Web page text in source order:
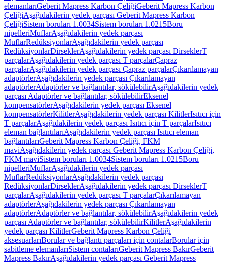
elemanlarıGeberit Mapress Karbon ÇeliğiGeberit Mapress Karbon
ÇeliğiAşağıdakilerin yedek parçası Geberit Mapress Karbon
ÇeliğiSistem boruları 1.0034Sistem boruları 1.0215Boru
nipelleriMuflarAşağıdakilerin yedek parçası
MuflarRedüksiyonlarAşağıdakilerin yedek parçası
RedüksiyonlarDirseklerAşağıdakilerin yedek parçası DirseklerT
parçalarAşağıdakilerin yedek parçası T parçalarÇapraz
parçalarAşağıdakilerin yedek parçası Çapraz parçalarÇıkarılamayan
adaptörlerAşağıdakilerin yedek parçası Çıkarılamayan
adaptörlerAdaptörler ve bağlantılar, sökülebilirAşağıdakilerin yedek
parçası Adaptörler ve bağlantılar, sökülebilirEksenel
kompensatörlerAşağıdakilerin yedek parçası Eksenel
kompensatörlerKilitlerAşağıdakilerin yedek parçası KilitlerIsıtıcı için
T parçalarAşağıdakilerin yedek parçası Isıtıcı için T parçalarIsıtıcı
eleman bağlantılarıAşağıdakilerin yedek parçası Isıtıcı eleman
bağlantılarıGeberit Mapress Karbon Çeliği, FKM
maviAşağıdakilerin yedek parçası Geberit Mapress Karbon Çeliği,
FKM maviSistem boruları 1.0034Sistem boruları 1.0215Boru
nipelleriMuflarAşağıdakilerin yedek parçası
MuflarRedüksiyonlarAşağıdakilerin yedek parçası
RedüksiyonlarDirseklerAşağıdakilerin yedek parçası DirseklerT
parçalarAşağıdakilerin yedek parçası T parçalarÇıkarılamayan
adaptörlerAşağıdakilerin yedek parçası Çıkarılamayan
adaptörlerAdaptörler ve bağlantılar, sökülebilirAşağıdakilerin yedek
parçası Adaptörler ve bağlantılar, sökülebilirKilitlerAşağıdakilerin
yedek parçası KilitlerGeberit Mapress Karbon Çeliği
aksesuarlarıBorular ve bağlantı parçaları için contalarBorular için
sabitleme elemanlarıSistem contalarıGeberit Mapress BakırGeberit
Mapress BakırAşağıdakilerin yedek parçası Geberit Mapress